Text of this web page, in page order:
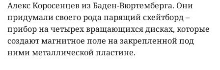
Алекс Коросенцев из Баден-Вюртемберга. Они
придумали своего рода парящий скейтборд –
прибор на четырех вращающихся дисках, которые
создают магнитное поле на закрепленной под
ними металлической пластине.